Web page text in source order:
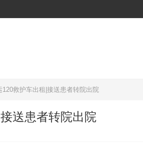
120救护车出租|接送患者转院出院
送患者转院出院